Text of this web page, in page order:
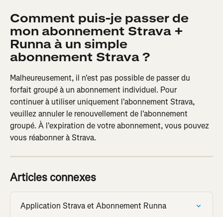
Comment puis-je passer de
mon abonnement Strava +
Runna à un simple
abonnement Strava ?
Malheureusement, il n'est pas possible de passer du
forfait groupé à un abonnement individuel. Pour
continuer à utiliser uniquement l'abonnement Strava,
veuillez annuler le renouvellement de l'abonnement
groupé. À l'expiration de votre abonnement, vous pouvez
vous réabonner à Strava.
Articles connexes
Application Strava et Abonnement Runna